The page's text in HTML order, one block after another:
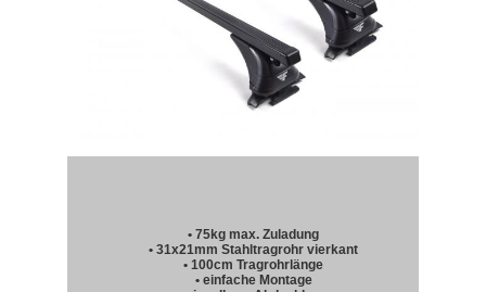
• 75kg max. Zuladung
• 31x21mm Stahltragrohr vierkant
• 100cm Tragrohrlänge
• einfache Montage